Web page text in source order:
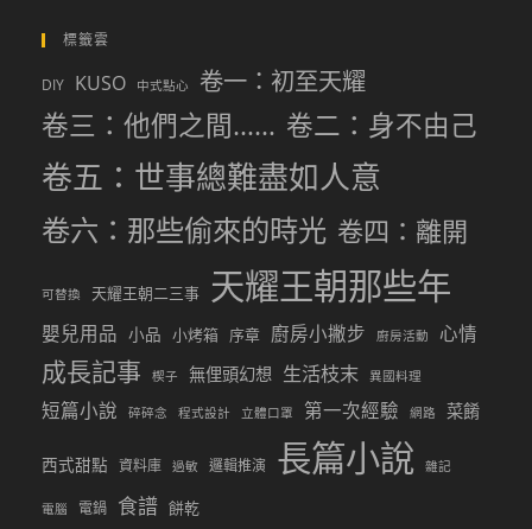
標籤雲
DIY KUSO 中式點心 卷一：初至天耀
卷三：他們之間…… 卷二：身不由己
卷五：世事總難盡如人意
卷六：那些偷來的時光 卷四：離開
可替換 天耀王朝二三事 天耀王朝那些年
嬰兒用品 小品 小烤箱 序章 廚房小撇步 廚房活動 心情
成長記事 楔子 無俚頭幻想 生活枝末 異國料理
短篇小說 碎碎念 程式設計 立體口罩 第一次經驗 網路 菜餚
西式甜點 資料庫 過敏 邏輯推演 長篇小說 雜記
電腦 電鍋 食譜 餅乾